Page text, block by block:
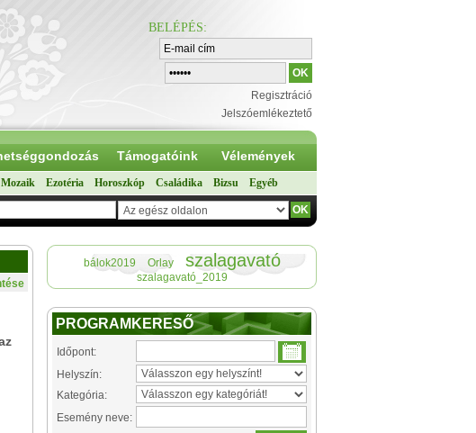
BELÉPÉS:
Regisztráció
Jelszóemlékeztető
Támogatóink Vélemények
Mozaik Ezotéria Horoszkóp Családika Bizsu Egyéb
bálok2019 Orlay szalagavató
szalagavató_2019
PROGRAMKERESŐ
Időpont:
Helyszín:
Kategória:
Esemény neve: